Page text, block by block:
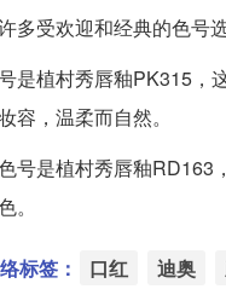
多受欢迎和经典的色号选
是植村秀唇釉PK315，
容，温柔而自然。
号是植村秀唇釉RD163
。
标签： 口红 迪奥